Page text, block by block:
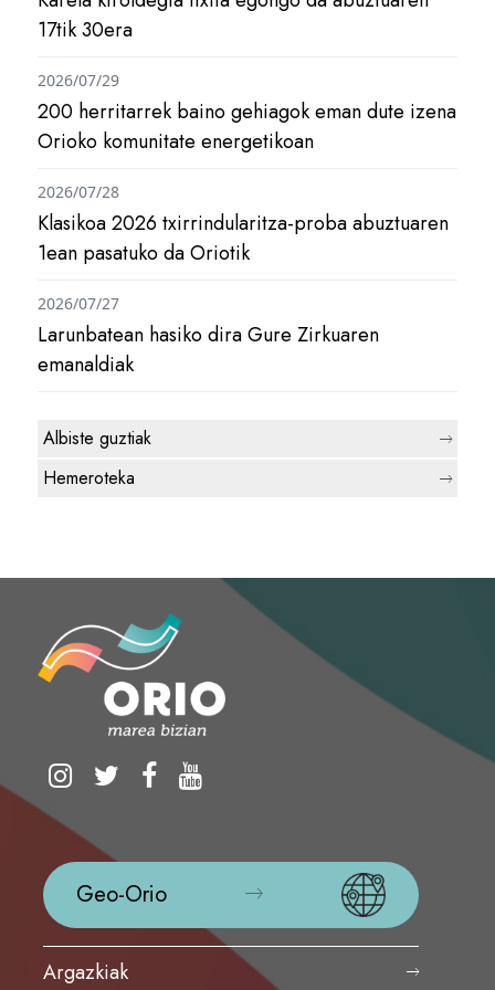
17tik 30era
200 herritarrek baino gehiagok eman dute izena
Orioko komunitate energetikoan
2026/07/29
Klasikoa 2026 txirrindularitza-proba abuztuaren
1ean pasatuko da Oriotik
2026/07/28
Larunbatean hasiko dira Gure Zirkuaren
emanaldiak
2026/07/27
Albiste guztiak
Hemeroteka
Geo-Orio
Argazkiak